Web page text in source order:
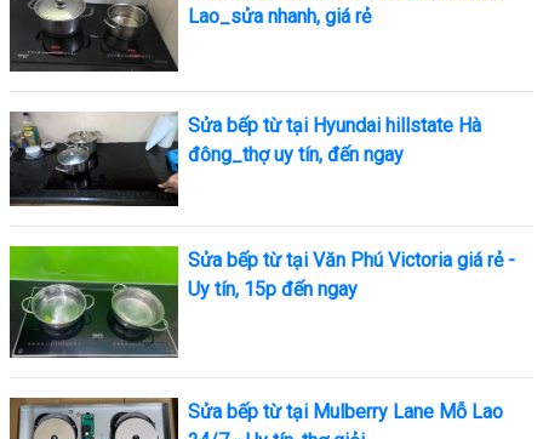
Lao_sửa nhanh, giá rẻ
Sửa bếp từ tại Hyundai hillstate Hà
đông_thợ uy tín, đến ngay
Sửa bếp từ tại Văn Phú Victoria giá rẻ -
Uy tín, 15p đến ngay
Sửa bếp từ tại Mulberry Lane Mỗ Lao